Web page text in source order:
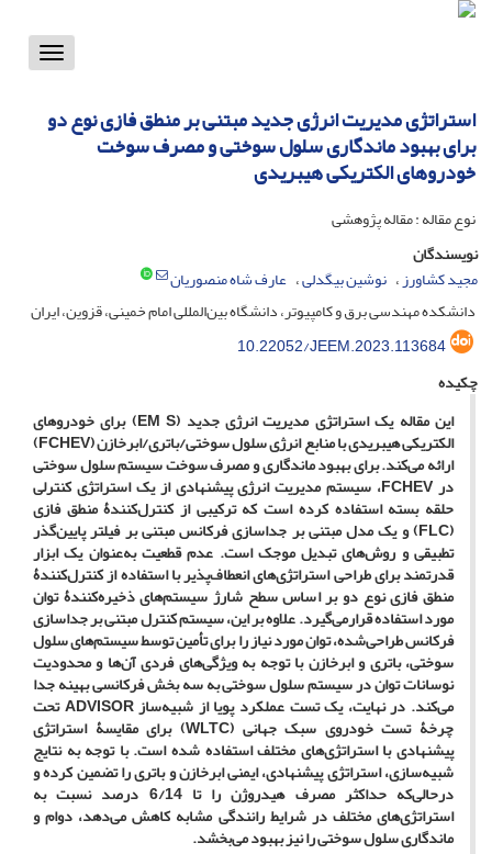
Toggle
استراتژی مدیریت انرژی جدید مبتنی بر منطق فازی نوع دو
برای بهبود ماندگاری سلول سوختی و مصرف سوخت
خودروهای الکتریکی هیبریدی
نوع مقاله : مقاله پژوهشی
نویسندگان
مجید کشاورز نوشین بیگدلی عارف شاه منصوریان
دانشکده مهندسی برق و کامپیوتر، دانشگاه بین‌المللی امام خمینی، قزوین، ایران
10.22052/JEEM.2023.113684
چکیده
این مقاله یک استراتژی مدیریت انرژی جدید ‌(EM S) برای خودروهای
الکتریکی هیبریدی با منابع انرژی سلول سوختی/باتری/ابرخازن (FCHEV
)
ارائه می‌کند. برای بهبود ماندگاری و مصرف سوخت سیستم سلول سوختی
درFCHEV، سیستم مدیریت انرژی پیشنهادی از یک استراتژی کنترلی
حلقه بسته استفاده کرده است که ترکیبی از کنترل‌کنندۀ منطق فازی
(
FLC) و یک مدل مبتنی بر جداسازی فرکانس مبتنی بر فیلتر پایین‌گذر
تطبیقی و روش‌های تبدیل موجک است. عدم قطعیت به‌عنوان یک ابزار
قدرتمند برای طراحی استراتژی‌های انعطاف‌پذیر با استفاده از کنترل‌کنندۀ
منطق فازی نوع دو بر اساس سطح شارژ سیستم‌های ذخیره‌‌کنندۀ توان
مورد استفاده قرارمی‌گیرد. علاوه بر این، سیستم کنترل مبتنی بر جداسازی
فرکانس طراحی‌شده، توان مورد نیاز را برای تأمین توسط سیستم‌های سلول
سوختی، باتری و ابرخازن با توجه به ویژگی‌های فردی آن‌ها و محدودیت
نوسانات توان در سیستم سلول سوختی به سه بخش فرکانسی بهینه جدا
می‌کند. در نهایت، یک تست عملکرد پویا از شبیه‌سازADVISORتحت
چرخۀ تست خودروی سبک جهانی (WLTC) برای مقایسۀ استراتژی
پیشنهادی با استراتژی‌های مختلف استفاده شده است. با توجه به نتایج
شبیه‌سازی، استراتژی پیشنهادی،ایمنی ابر‌خازن و باتری را تضمین کرده و
درحالی‌که حداکثر مصرف هیدروژن را تا 6/14 درصد نسبت به
استراتژی‌های مختلف در شرایط رانندگی مشابه کاهش می‌دهد، دوام و
ماندگاری سلول سوختی را نیز بهبود می‌بخشد.